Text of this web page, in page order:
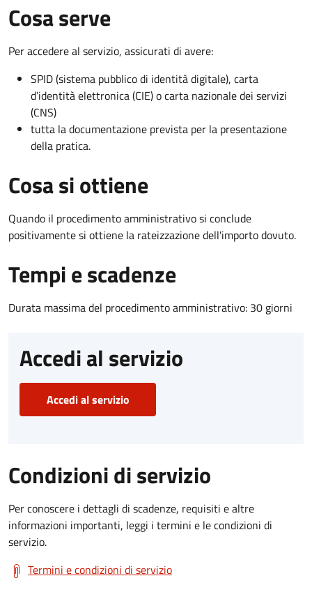
Cosa serve
Per accedere al servizio, assicurati di avere:
SPID (sistema pubblico di identità digitale), carta
d’identità elettronica (CIE) o carta nazionale dei servizi
(CNS)
tutta la documentazione prevista per la presentazione
della pratica.
Cosa si ottiene
Quando il procedimento amministrativo si conclude
positivamente si ottiene la rateizzazione dell'importo dovuto.
Tempi e scadenze
Durata massima del procedimento amministrativo: 30 giorni
Accedi al servizio
Accedi al servizio
Condizioni di servizio
Per conoscere i dettagli di scadenze, requisiti e altre
informazioni importanti, leggi i termini e le condizioni di
servizio.
Termini e condizioni di servizio